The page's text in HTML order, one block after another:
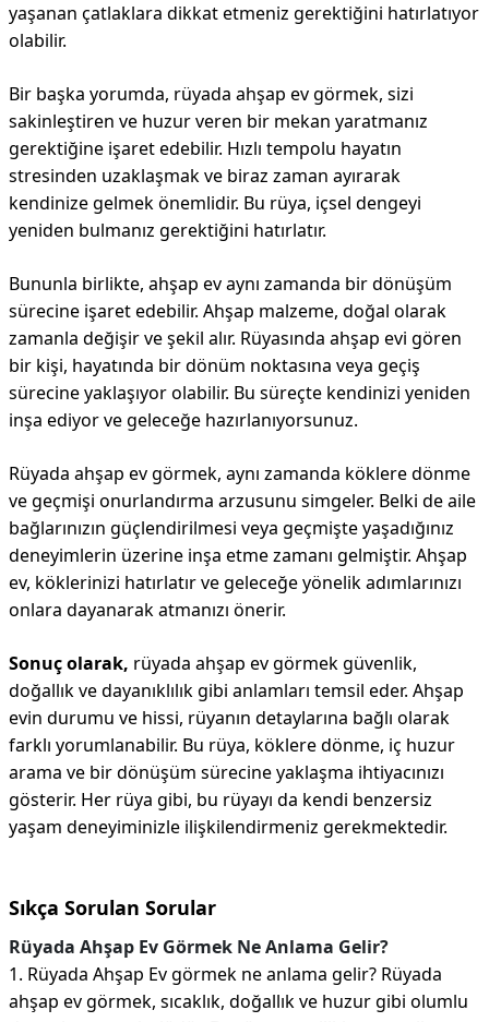
yaşanan çatlaklara dikkat etmeniz gerektiğini hatırlatıyor
olabilir.
Bir başka yorumda, rüyada ahşap ev görmek, sizi
sakinleştiren ve huzur veren bir mekan yaratmanız
gerektiğine işaret edebilir. Hızlı tempolu hayatın
stresinden uzaklaşmak ve biraz zaman ayırarak
kendinize gelmek önemlidir. Bu rüya, içsel dengeyi
yeniden bulmanız gerektiğini hatırlatır.
Bununla birlikte, ahşap ev aynı zamanda bir dönüşüm
sürecine işaret edebilir. Ahşap malzeme, doğal olarak
zamanla değişir ve şekil alır. Rüyasında ahşap evi gören
bir kişi, hayatında bir dönüm noktasına veya geçiş
sürecine yaklaşıyor olabilir. Bu süreçte kendinizi yeniden
inşa ediyor ve geleceğe hazırlanıyorsunuz.
Rüyada ahşap ev görmek, aynı zamanda köklere dönme
ve geçmişi onurlandırma arzusunu simgeler. Belki de aile
bağlarınızın güçlendirilmesi veya geçmişte yaşadığınız
deneyimlerin üzerine inşa etme zamanı gelmiştir. Ahşap
ev, köklerinizi hatırlatır ve geleceğe yönelik adımlarınızı
onlara dayanarak atmanızı önerir.
Sonuç olarak, rüyada ahşap ev görmek güvenlik,
doğallık ve dayanıklılık gibi anlamları temsil eder. Ahşap
evin durumu ve hissi, rüyanın detaylarına bağlı olarak
farklı yorumlanabilir. Bu rüya, köklere dönme, iç huzur
arama ve bir dönüşüm sürecine yaklaşma ihtiyacınızı
gösterir. Her rüya gibi, bu rüyayı da kendi benzersiz
yaşam deneyiminizle ilişkilendirmeniz gerekmektedir.
Sıkça Sorulan Sorular
Rüyada Ahşap Ev Görmek Ne Anlama Gelir?
1. Rüyada Ahşap Ev görmek ne anlama gelir? Rüyada
ahşap ev görmek, sıcaklık, doğallık ve huzur gibi olumlu